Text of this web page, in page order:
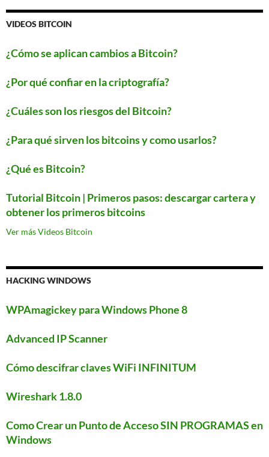
VIDEOS BITCOIN
¿Cómo se aplican cambios a Bitcoin?
¿Por qué confiar en la criptografía?
¿Cuáles son los riesgos del Bitcoin?
¿Para qué sirven los bitcoins y como usarlos?
¿Qué es Bitcoin?
Tutorial Bitcoin | Primeros pasos: descargar cartera y
obtener los primeros bitcoins
Ver más Videos Bitcoin
HACKING WINDOWS
WPAmagickey para Windows Phone 8
Advanced IP Scanner
Cómo descifrar claves WiFi INFINITUM
Wireshark 1.8.0
Como Crear un Punto de Acceso SIN PROGRAMAS en
Windows